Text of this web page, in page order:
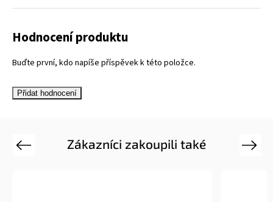
Hodnocení produktu
Buďte první, kdo napíše příspěvek k této položce.
Přidat hodnocení
Zákazníci zakoupili také
Previous Next